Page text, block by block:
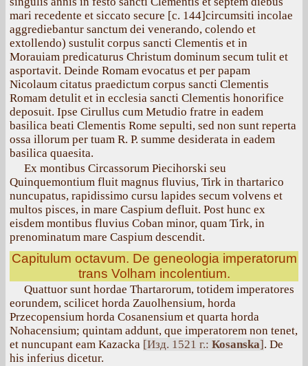
mari recedente et siccato secure [с. 144]circumsiti incolae
aggrediebantur sanctum dei venerando, colendo et
extollendo) sustulit corpus sancti Clementis et in
Morauiam predicaturus Christum dominum secum tulit et
asportavit. Deinde Romam evocatus et per papam
Nicolaum citatus praedictum corpus sancti Clementis
Romam detulit et in ecclesia sancti Clementis honorifice
deposuit. Ipse Cirullus cum Metudio fratre in eadem
basilica beati Clementis Rome sepulti, sed non sunt reperta
ossa illorum per tuam R. P. summe desiderata in eadem
basilica quaesita.
Ex montibus Circassorum Piecihorski seu
Quinquemontium fluit magnus fluvius, Tirk in thartarico
nuncupatus, rapidissimo cursu lapides secum volvens et
multos pisces, in mare Caspium defluit. Post hunc ex
eisdem montibus fluvius Coban minor, quam Tirk, in
prenominatum mare Caspium descendit.
Capitulum octavum. De geneologia imperatorum
trans Volham incolentium.
Quattuor sunt hordae Thartarorum, totidem imperatores
eorundem, scilicet horda Zauolhensium, horda
Przecopensium horda Cosanensium et quarta horda
Nohacensium; quintam addunt, que imperatorem non tenet,
et nuncupant eam Kazacka [Изд. 1521 г.: Коsanska]. De
his inferius dicetur.